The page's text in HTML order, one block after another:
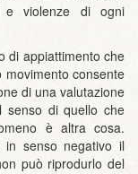
e violenze di ogni
di appiattimento che
movimento consente
di una valutazione
senso di quello che
è altra cosa.
in senso negativo il
può riprodurlo del